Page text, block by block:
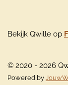
Bekijk Qwille op
© 2020 - 2026
Powered by